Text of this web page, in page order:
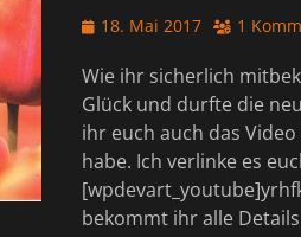
Veröffentlicht
18. Mai 2017 1
Wie ihr sicherlich
Glück und durfte die
ihr euch auch das
habe. Ich verlinke es
bekommt ihr alle